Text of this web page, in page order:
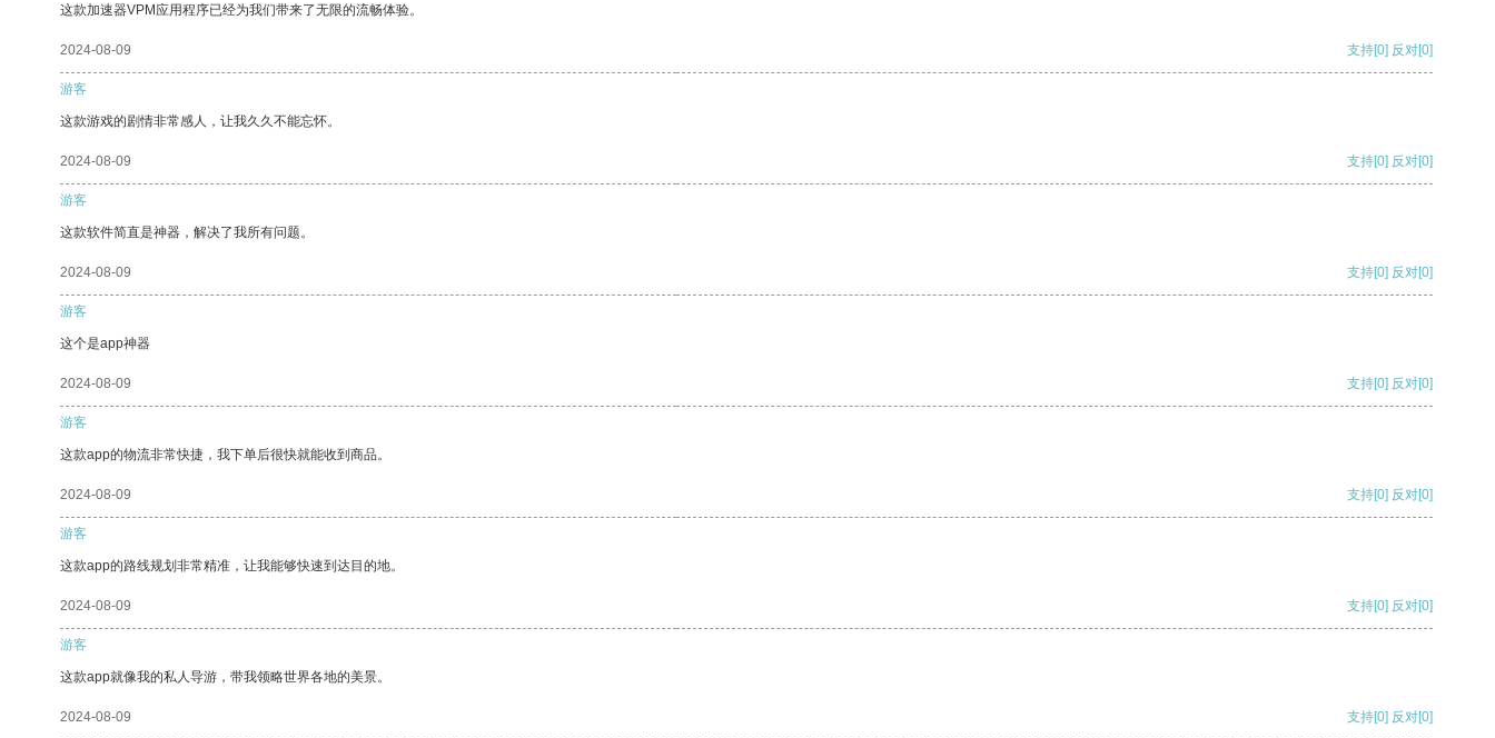
这款加速器VPM应用程序已经为我们带来了无限的流畅体验。
2024-08-09 支持[0] 反对[0]
游客
这款游戏的剧情非常感人，让我久久不能忘怀。
2024-08-09 支持[0] 反对[0]
游客
这款软件简直是神器，解决了我所有问题。
2024-08-09 支持[0] 反对[0]
游客
这个是app神器
2024-08-09 支持[0] 反对[0]
游客
这款app的物流非常快捷，我下单后很快就能收到商品。
2024-08-09 支持[0] 反对[0]
游客
这款app的路线规划非常精准，让我能够快速到达目的地。
2024-08-09 支持[0] 反对[0]
游客
这款app就像我的私人导游，带我领略世界各地的美景。
2024-08-09 支持[0] 反对[0]